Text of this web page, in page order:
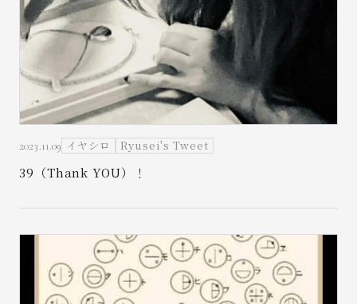
2023.11.09 イヤシロ Ryusei's Tweet
39（Thank YOU）！